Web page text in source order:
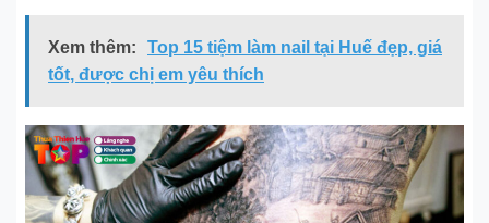
Xem thêm:
Top 15 tiệm làm nail tại Huế đẹp, giá
tốt, được chị em yêu thích